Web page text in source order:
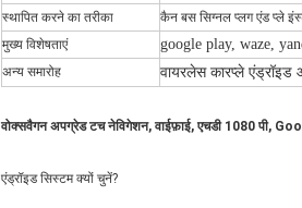
स्थापित करने का तरीका
कैन बस सिग्नल प्लग एंड प्ले
मुख्य विशेषताएं
google play, waze,
अन्य समारोह वायरलेस कारप्ले एंड्रॉइड
वोक्सवैगन अपग्रेड टच नेविगेशन, वाईफ़ाई, एचडी 1080 पी,
एंड्रॉइड सिस्टम क्यों चुनें?